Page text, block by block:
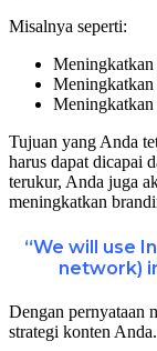
Misalnya seperti:
Meningkatkan
Tujuan yang Anda
harus dapat dicapai
terukur, Anda juga
meningkatkan
“We will use
network)
Dengan pernyataan
strategi konten